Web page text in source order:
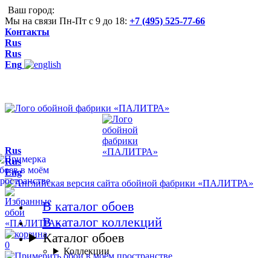
Ваш город:
Мы на связи Пн-Пт с 9 до 18: +7 (495) 525-77-66
Контакты
Rus
Rus
Eng
0
Rus
Rus
Eng
В каталог обоев
В каталог коллекций
Каталог обоев
Коллекции